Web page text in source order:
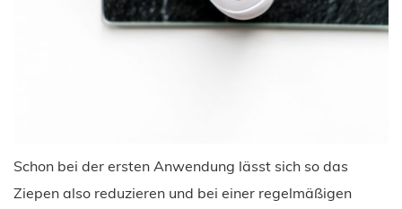
Schon bei der ersten Anwendung lässt sich so das
Ziepen also reduzieren und bei einer regelmäßigen